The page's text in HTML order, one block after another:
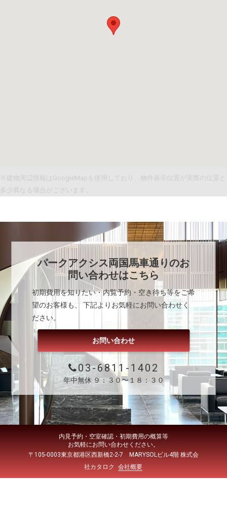
※建物周辺情報はGoogleMapを使用しており、物件表示位置が実際の位置と
多少異なる場合がございます。
パークアクシス両国馬車通りのお
問い合わせはこちら
初期費用を知りたい・内覧予約・空き待ち等をご希
望のお客様も、 下記よりお気軽にお問い合わせく
ださい。
お問い合わせ
03-6811-1402
年中無休 ９：３０〜１８：３０
内見予約・空室確認・初期費用の概算等
お気軽にお問い合わせください。
〒105-0003東京都港区西新橋2-2-7 MARYSOLビル4階 株式会
社カタロク
会社概要